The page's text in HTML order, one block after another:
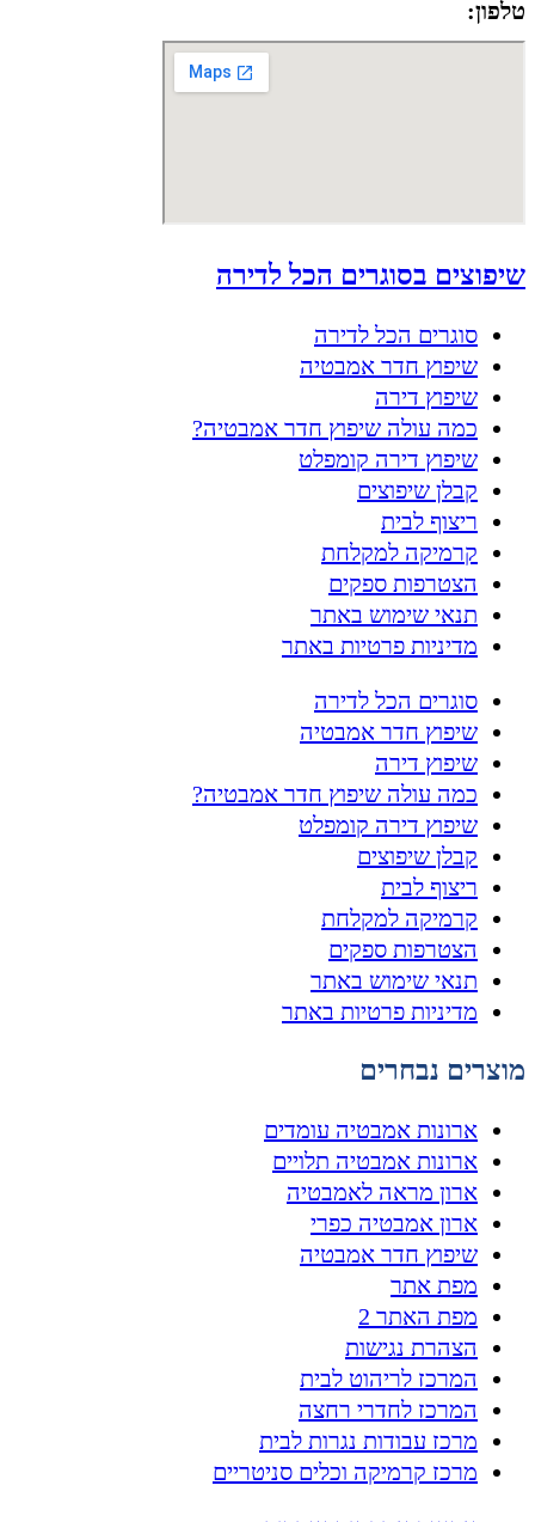
טלפון:
שיפוצים בסוגרים הכל לדירה
סוגרים הכל לדירה
שיפוץ חדר אמבטיה
שיפוץ דירה
כמה עולה שיפוץ חדר אמבטיה?
שיפוץ דירה קומפלט
קבלן שיפוצים
ריצוף לבית
קרמיקה למקלחת
הצטרפות ספקים
תנאי שימוש באתר
מדיניות פרטיות באתר
סוגרים הכל לדירה
שיפוץ חדר אמבטיה
שיפוץ דירה
כמה עולה שיפוץ חדר אמבטיה?
שיפוץ דירה קומפלט
קבלן שיפוצים
ריצוף לבית
קרמיקה למקלחת
הצטרפות ספקים
תנאי שימוש באתר
מדיניות פרטיות באתר
מוצרים נבחרים
ארונות אמבטיה עומדים
ארונות אמבטיה תלויים
ארון מראה לאמבטיה
ארון אמבטיה כפרי
שיפוץ חדר אמבטיה
מפת אתר
מפת האתר 2
הצהרת נגישות
המרכז לריהוט לבית
המרכז לחדרי רחצה
מרכז עבודות נגרות לבית
מרכז קרמיקה וכלים סניטריים